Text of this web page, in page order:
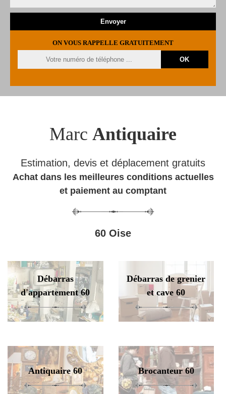
ON VOUS RAPPELLE GRATUITEMENT
Marc Antiquaire
Estimation, devis et déplacement gratuits
Achat dans les meilleures conditions actuelles
et paiement au comptant
60 Oise
Débarras
d'appartement 60
Débarras de grenier
et cave 60
Antiquaire 60 Brocanteur 60